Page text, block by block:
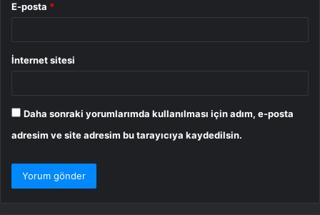
E-posta *
İnternet sitesi
Daha sonraki yorumlarımda kullanılması için adım, e-posta
adresim ve site adresim bu tarayıcıya kaydedilsin.